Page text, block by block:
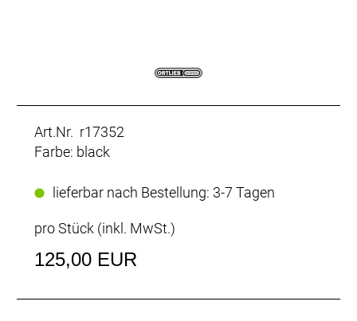
Art.Nr. r17352
Farbe: black
lieferbar nach Bestellung: 3-7 Tagen
pro Stück (inkl. MwSt.)
125,00 EUR